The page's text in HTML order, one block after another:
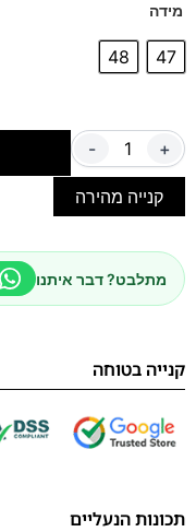
מידה
47
48
- +
קנייה מהירה
מתלבט? דבר איתנו
קנייה בטוחה
תכונות הנעליים